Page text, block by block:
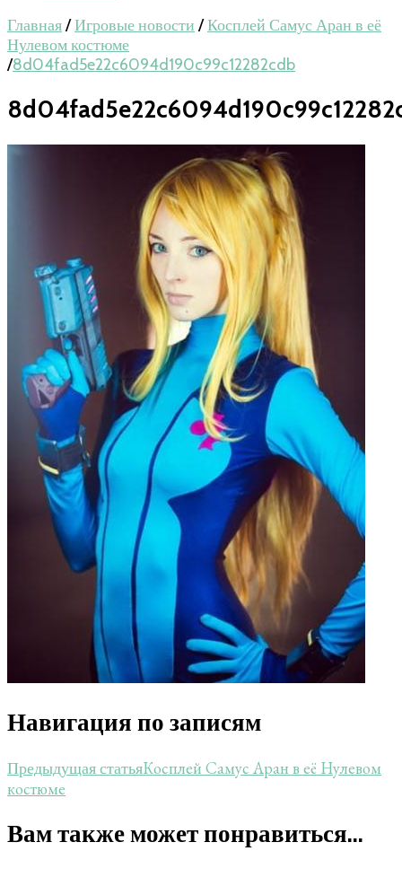
Главная/Игровые новости /Косплей Самус Аран в её
Нулевом костюме
/8d04fad5e22c6094d190c99c12282cdb
Навигация по записям
Предыдущая статьяКосплей Самус Аран в её Нулевом
костюме
Вам также может понравиться...